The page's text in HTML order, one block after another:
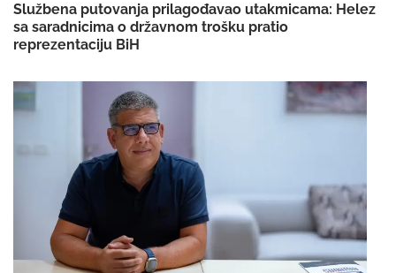
Službena putovanja prilagođavao utakmicama: Helez
sa saradnicima o državnom trošku pratio
reprezentaciju BiH